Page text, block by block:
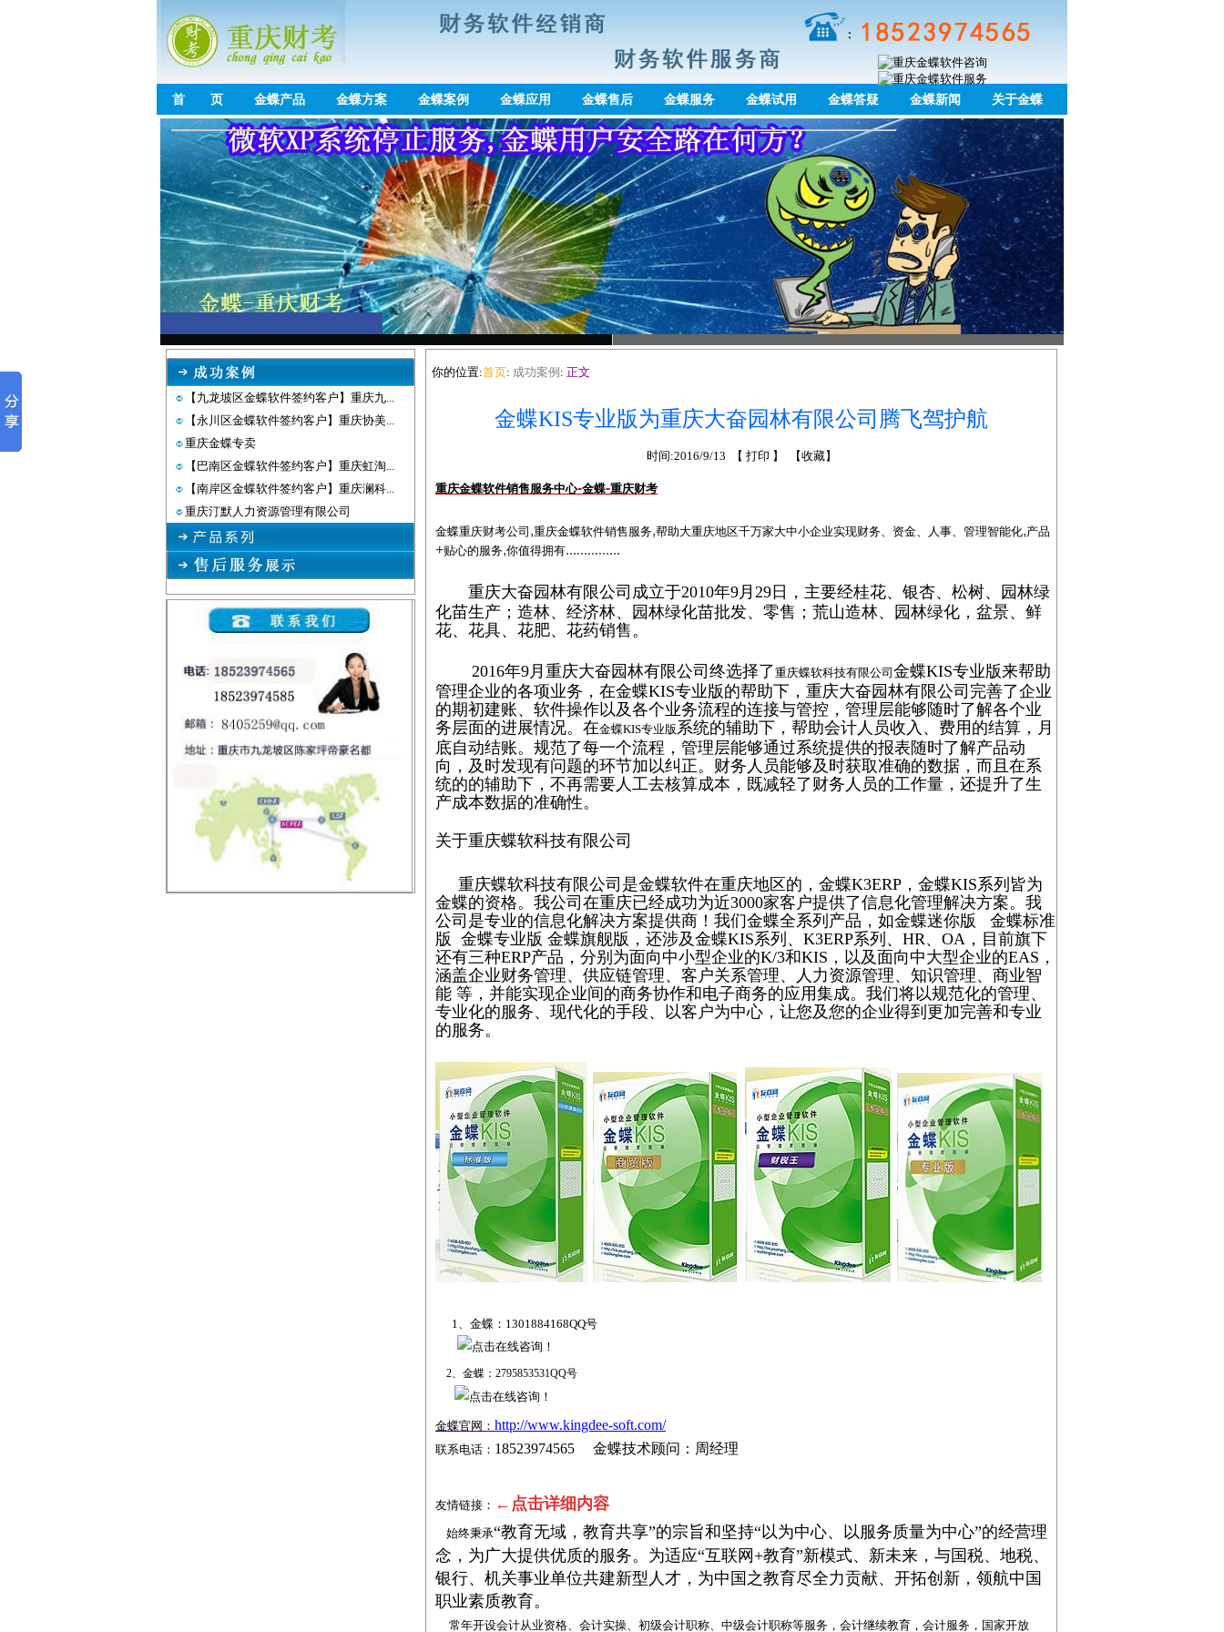
首 页 金蝶产品 金蝶方案 金蝶案例 金蝶应用 金蝶售后 金蝶服务 金蝶试用 金蝶答疑 金蝶新闻 关于金蝶
【九龙坡区金蝶软件签约客户】重庆九...
【永川区金蝶软件签约客户】重庆协美...
重庆金蝶专卖
【巴南区金蝶软件签约客户】重庆虹淘...
【南岸区金蝶软件签约客户】重庆澜科...
重庆汀默人力资源管理有限公司
你的位置:首页: 成功案例 : 正文
金蝶KIS专业版为重庆大奋园林有限公司腾飞驾护航
时间:2016/9/13 【 打印 】 【收藏】
重庆金蝶软件销售服务中心-金蝶-重庆财考
金蝶重庆财考公司 ,重庆金蝶软件销售服务,帮助大重庆地区千万家大中小企业实现财务、资金、人事、管理智能化,产品
+贴心的服务,你值得拥有...............
重庆大奋园林有限公司成立于2010年9月29日，主要经桂花、银杏、松树、园林绿
化苗生产 ；造林、经济林、园林绿化苗批发、零售 ；荒山造林、园林绿化，盆景、鲜
花、花具、花肥、花药销售。
2016年9月重庆大奋园林有限公司终选择了重庆蝶软科技有限公司 金蝶KIS专业版来帮助
管理企业的各项业务，在金蝶KIS专业版的帮助下， 重庆大奋园林有限公司完善了企业
的期初建账、软件操作以及各个业务流程的连接与管控，管理层能够随时了解各个业
务层面的进展情况。在金蝶KIS专业版系统的辅助下，帮助会计人员收入、费用的结算，月
底自动结账。规范了每一个流程，管理层能够通过系统提供的报表随时了解产品动
向，及时发现有问题的环节加以纠正。财务人员能够及时获取准确的数据，而且在系
统的的辅助下，不再需要人工去核算成本，既减轻了财务人员的工作量，还提升了生
产成本数据的准确性。
关于重庆蝶软科技有限公司
重庆蝶软科技有限公司是金蝶软件在重庆地区的，金蝶K3ERP ，金蝶KIS系列皆为
金蝶的资格。我公司在重庆已经成功为近3000家客户提供了信息化管理解决方案。我
公司是专业的信息化解决方案提供商！我们金蝶全系列产品，如金蝶迷你版 金蝶标准
版 金蝶专业版 金蝶旗舰版，还涉及金蝶KIS系列、 K3ERP系列、 HR、 OA ， 目前旗下
还有三种ERP产品，分别为面向中小型企业的K/3和KIS，以及面向中大型企业的EAS，
涵盖企业财务管理、供应链管理、客户关系管理、人力资源管理、知识管理、商业智
能 等，并能实现企业间的商务协作和电子商务的应用集成。 我们将以规范化的管理、
专业化的服务、现代化的手段、以客户为中心，让您及您的企业得到更加完善和专业
的服务。
1、金蝶：1301884168QQ号
2、金蝶：2795853531QQ号
金蝶官网： http://www.kingdee-soft.com/
联系电话： 18523974565 金蝶技术顾问：周经理
友情链接： ←点击详细内容
始终秉承“教育无域，教育共享”的宗旨和坚持“以为中心、以服务质量为中心”的经营理
念，为广大提供优质的服务。为适应“互联网+教育”新模式、新未来，与国税、地税、
银行、机关事业单位共建新型人才，为中国之教育尽全力贡献、开拓创新，领航中国
职业素质教育。
常年开设会计从业资格、会计实操、 初级会计职称、 中级会计职称等服务， 会计继续教育 ，会计服务，国家开放